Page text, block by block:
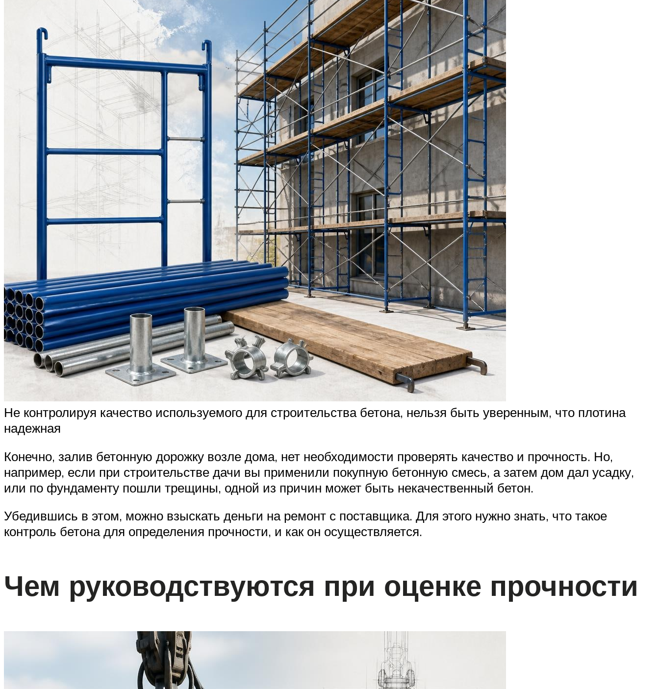
Не контролируя качество используемого для строительства бетона, нельзя быть уверенным, что плотина
надежная
Конечно, залив бетонную дорожку возле дома, нет необходимости проверять качество и прочность. Но,
например, если при строительстве дачи вы применили покупную бетонную смесь, а затем дом дал усадку,
или по фундаменту пошли трещины, одной из причин может быть некачественный бетон.
Убедившись в этом, можно взыскать деньги на ремонт с поставщика. Для этого нужно знать, что такое
контроль бетона для определения прочности, и как он осуществляется.
Чем руководствуются при оценке прочности